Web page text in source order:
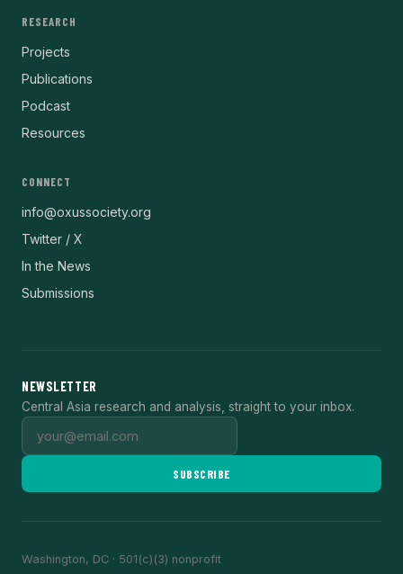
RESEARCH
Projects
Publications
Podcast
Resources
CONNECT
info@oxussociety.org
Twitter / X
In the News
Submissions
NEWSLETTER
Central Asia research and analysis, straight to your inbox.
SUBSCRIBE
Washington, DC · 501(c)(3) nonprofit